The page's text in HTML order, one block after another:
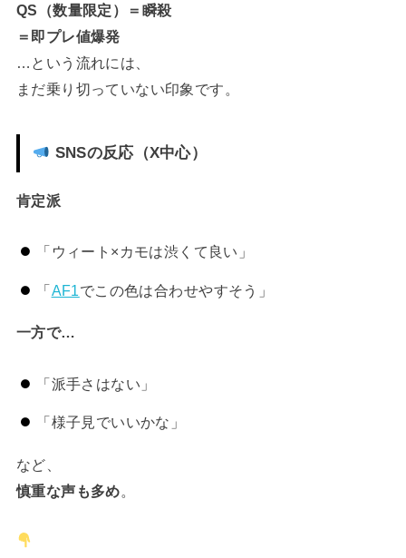
QS（数量限定）＝瞬殺
＝即プレ値爆発
…という流れには、
まだ乗り切っていない印象です。
SNSの反応（X中心）
肯定派
「ウィート×カモは渋くて良い」
「AF1でこの色は合わせやすそう」
一方で…
「派手さはない」
「様子見でいいかな」
など、
慎重な声も多め。